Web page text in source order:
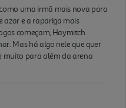
uma irmã mais nova para
azar e a rapariga mais
começam, Haymitch
Mas há algo nele que quer
muito para além da arena